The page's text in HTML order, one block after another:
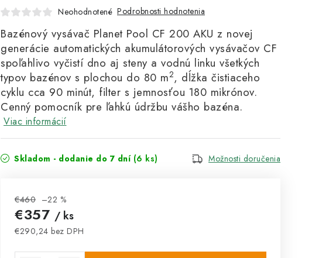
Neohodnotené Podrobnosti hodnotenia
Bazénový vysávač Planet Pool CF 200 AKU z novej
generácie automatických akumulátorových vysávačov CF
spoľahlivo vyčistí dno aj steny a vodnú linku všetkých
typov bazénov s plochou do 80 m2, dĺžka čistiaceho
cyklu cca 90 minút, filter s jemnosťou 180 mikrónov.
Cenný pomocník pre ľahkú údržbu vášho bazéna.
Viac informácií
Skladom - dodanie do 7 dní (6 ks) Možnosti doručenia
€460 –22 %
€357 / ks
€290,24 bez DPH